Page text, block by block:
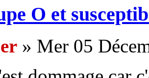
O et
» Mer 05